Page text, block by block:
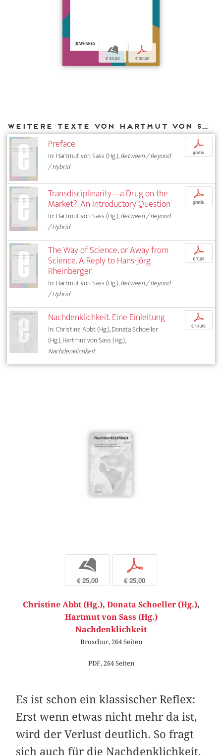
b
€ 30,00
p
€ 30,00
Weitere Texte von Hartmut von Sass bei DIAPHANES
Preface
In: Hartmut von Sass (Hg.),Between / Beyond
/ Hybrid
p
gratis
Transdisciplinarity—a Drug on the
Market?. An Introductory Question
In: Hartmut von Sass (Hg.),Between / Beyond
/ Hybrid
p
gratis
The Way of Science, or Away from
Science. A Reply to Hans-Jörg
Rheinberger
In: Hartmut von Sass (Hg.),Between / Beyond
/ Hybrid
p
€ 7,95
Nachdenklichkeit. Eine Einleitung
In: Christine Abbt (Hg.), Donata Schoeller
(Hg.), Hartmut von Sass (Hg.),
Nachdenklichkeit
p
€ 14,95
b
€ 25,00
p
€ 25,00
Christine Abbt (Hg.), Donata Schoeller (Hg.),
Hartmut von Sass (Hg.)
Nachdenklichkeit
Broschur, 264 Seiten
PDF, 264 Seiten
Es ist schon ein klassischer Reflex:
Erst wenn etwas nicht mehr da ist,
wird der Verlust deutlich. So fragt
sich auch für die Nachdenklichkeit,